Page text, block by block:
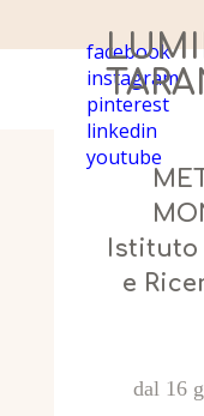
facebook
instagram
pinterest
linkedin
youtube
Istituto
e
dal 16